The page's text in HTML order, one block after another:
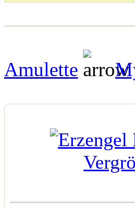
Amulette